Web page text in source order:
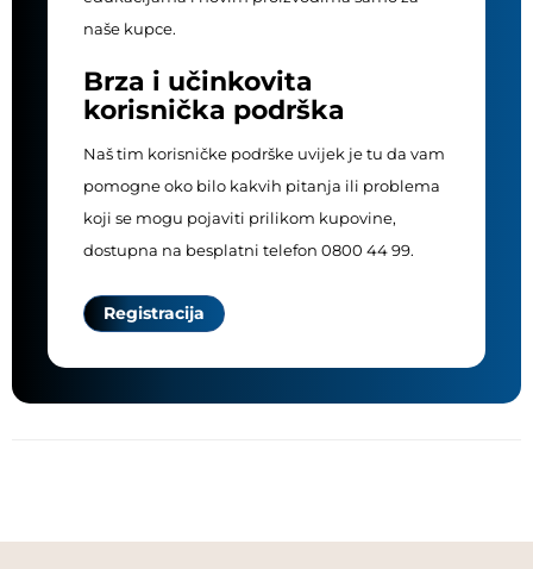
naše kupce.
Brza i učinkovita
korisnička podrška
Naš tim korisničke podrške uvijek je tu da vam
pomogne oko bilo kakvih pitanja ili problema
koji se mogu pojaviti prilikom kupovine,
dostupna na besplatni telefon 0800 44 99.
Registracija